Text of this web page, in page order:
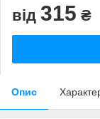
від 315 ₴
Опис